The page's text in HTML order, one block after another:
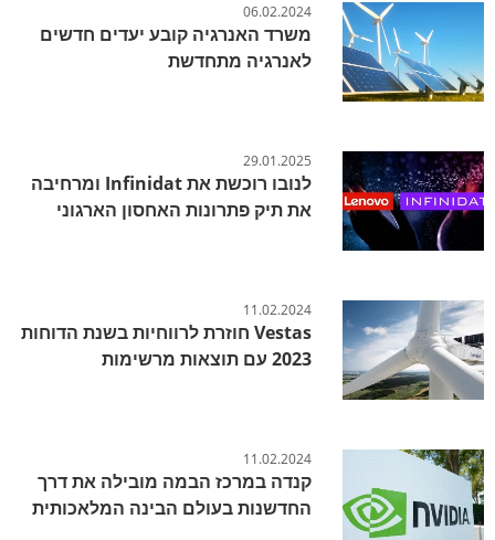
06.02.2024
משרד האנרגיה קובע יעדים חדשים
לאנרגיה מתחדשת
29.01.2025
לנובו רוכשת את Infinidat ומרחיבה
את תיק פתרונות האחסון הארגוני
11.02.2024
Vestas חוזרת לרווחיות בשנת הדוחות
2023 עם תוצאות מרשימות
11.02.2024
קנדה במרכז הבמה מובילה את דרך
החדשנות בעולם הבינה המלאכותית